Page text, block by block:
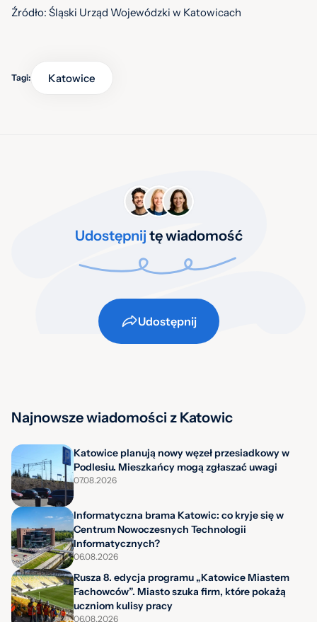
Źródło: Śląski Urząd Wojewódzki w Katowicach
Tagi: Katowice
Udostępnij tę wiadomość
Udostępnij
Najnowsze wiadomości z Katowic
Katowice planują nowy węzeł przesiadkowy w
Podlesiu. Mieszkańcy mogą zgłaszać uwagi
07.08.2026
Informatyczna brama Katowic: co kryje się w
Centrum Nowoczesnych Technologii
Informatycznych?
06.08.2026
Rusza 8. edycja programu „Katowice Miastem
Fachowców”. Miasto szuka firm, które pokażą
uczniom kulisy pracy
06.08.2026